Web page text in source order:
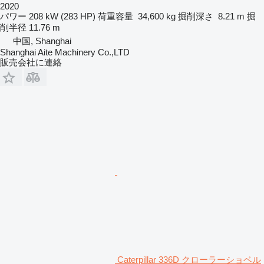
2020
パワー 208 kW (283 HP) 荷重容量 34,600 kg 掘削深さ 8.21 m 掘
削半径 11.76 m
中国, Shanghai
Shanghai Aite Machinery Co.,LTD
販売会社に連絡
Caterpillar 336D クローラーショベル